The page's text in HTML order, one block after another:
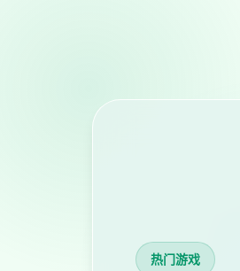
热门游戏